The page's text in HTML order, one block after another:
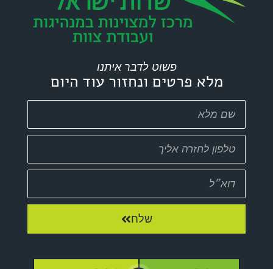
פשוט לדבר איתנו
מלא פרטים ונחזור עוד היום
שלח